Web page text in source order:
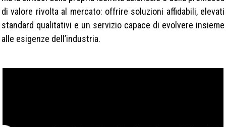
di valore rivolta al mercato: offrire soluzioni affidabili, elevati
standard qualitativi e un servizio capace di evolvere insieme
alle esigenze dell’industria.